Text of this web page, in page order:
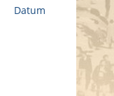
Datum